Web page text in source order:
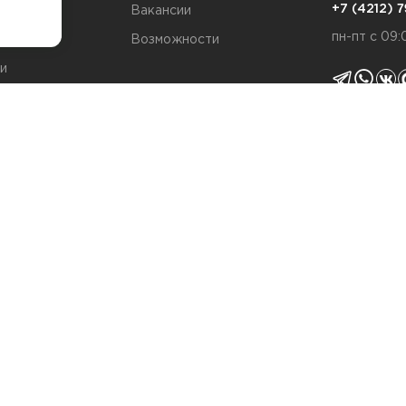
Вакансии
Возможности
+7 (4212)
пн-пт с